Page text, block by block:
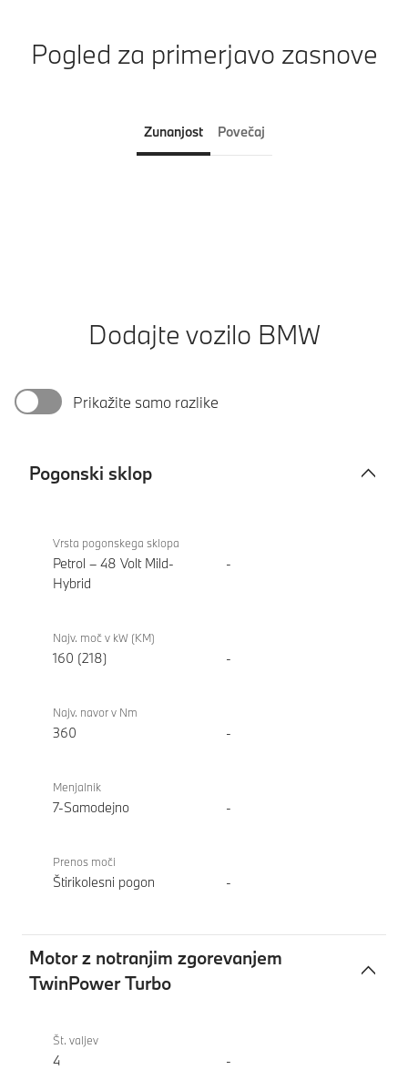
Pogled za primerjavo zasnove
Zunanjost Povečaj
Dodajte vozilo BMW
Prikažite samo razlike
Pogonski sklop
sklop
xDrive23i
Vrsta pogonskega sklopa
Petrol – 48 Volt Mild-
Hybrid
-
Najv. moč v kW (KM)
160 (218) -
Najv. navor v Nm
360 -
Menjalnik
7-Samodejno -
Prenos moči
Štirikolesni pogon -
Motor z notranjim zgorevanjem
TwinPower Turbo
notranjim
xDrive23i
Št. valjev
4 -